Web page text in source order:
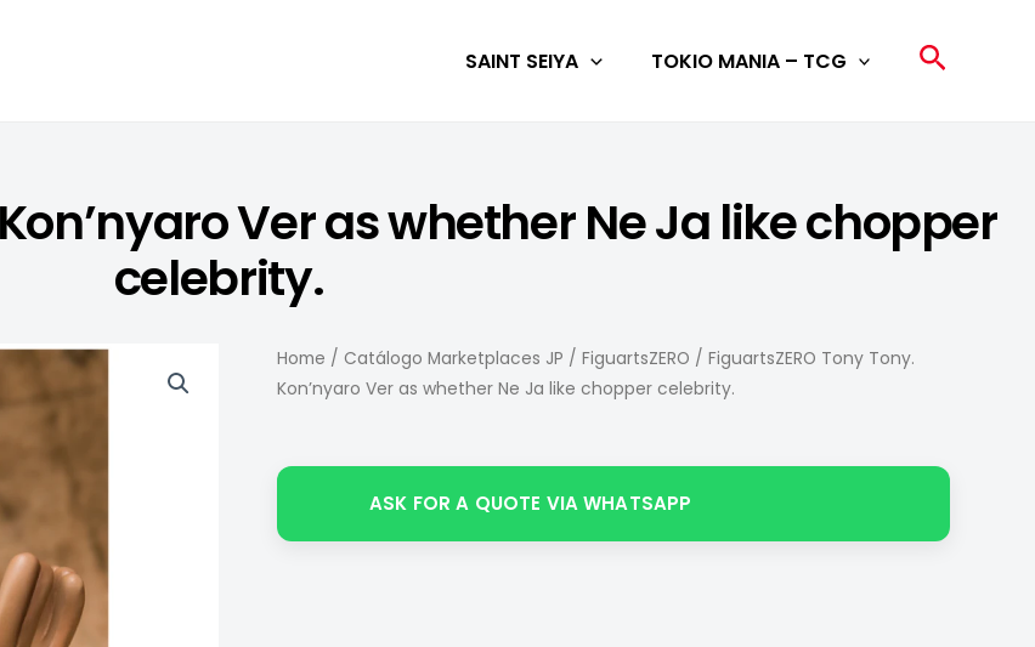
SAINT SEIYA TOKIO MANIA – TCG Search
Ver as whether Ne Ja like chopper
celebrity.
Home /Catálogo Marketplaces JP /FiguartsZERO / FiguartsZERO Tony Tony.
Kon’nyaro Ver as whether Ne Ja like chopper celebrity.
ASK FOR A QUOTE VIA WHATSAPP